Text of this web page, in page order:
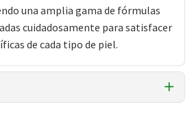
una amplia gama de fórmulas
cuidadosamente para satisfacer
de cada tipo de piel.